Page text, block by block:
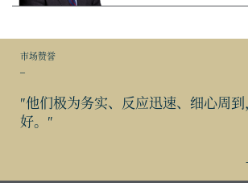
市场赞誉
"他们极为务实、反应迅速、细心周
好。"